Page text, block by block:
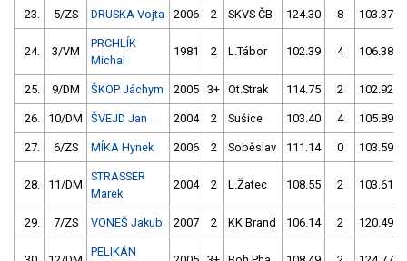
23. 5/ZS DRUSKA Vojta 2006 2 SKVS ČB 124.30 8 103.37
24. 3/VM
PRCHLÍK
Michal
1981 2 L.Tábor 102.39 4 106.38
25. 9/DM ŠKOP Jáchym 2005 3+ Ot.Strak 114.75 2 102.92
26. 10/DM ŠVEJD Jan 2004 2 Sušice 103.40 4 105.89
27. 6/ZS MÍKA Hynek 2006 2 Soběslav 111.14 0 103.59
28. 11/DM
STRASSER
Marek
2004 2 L.Žatec 108.55 2 103.61
29. 7/ZS VONEŠ Jakub 2007 2 KK Brand 106.14 2 120.49
PELIKÁN